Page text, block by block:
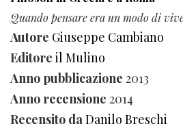
Quando pensare era un modo di
Autore Giuseppe Cambiano
Editore il Mulino
Anno pubblicazione 2013
Anno recensione 2014
Recensito daDanilo Breschi